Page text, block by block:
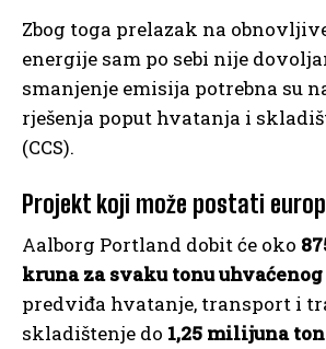
Zbog toga prelazak na
energije sam po sebi nije
smanjenje emisija potrebna su
rješenja poput hvatanja i
(CCS).
Projekt koji može postati
Aalborg Portland dobit će oko
kruna za svaku tonu uhvaćenog
predviđa hvatanje, transport i
skladištenje do 1,25 milijuna